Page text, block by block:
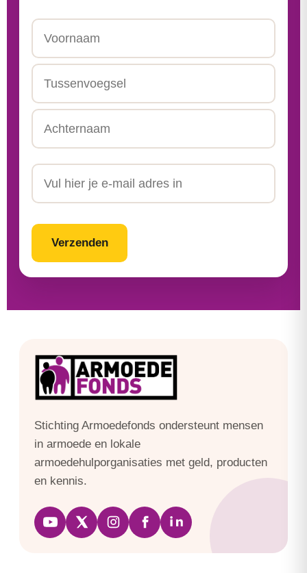
Voornaam
Tussenvoegsel
Achternaam
CAPTCHA
Stichting Armoedefonds ondersteunt mensen
in armoede en lokale
armoedehulporganisaties met geld, producten
en kennis.